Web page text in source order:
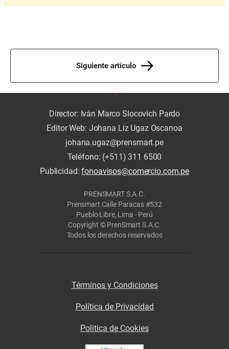
Siguiente artículo
Director: Iván Marco Slocovich Pardo
Editor Web: Johana Liz Ugaz Oscanoa
johana.ugaz@prensmart.pe
Teléfono: (+511) 311 6500
Publicidad:fonoavisos@comercio.com.pe
PRENSMART S.A.C.
Prensmart Calle Paracas #532
Pueblo Libre, Lima - Perú
Copyright © PrenSmart S.A.C.
Todos los derechos reservados
Términos y Condiciones
Política de Privacidad
Politica de Cookies